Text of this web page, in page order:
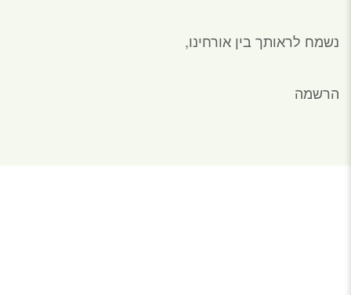
נשמח לראותך בין אורחינו,
הרשמה